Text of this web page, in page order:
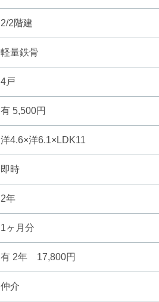
2/2階建
軽量鉄骨
4戸
有 5,500円
洋4.6×洋6.1×LDK11
即時
2年
1ヶ月分
有 2年 17,800円
仲介